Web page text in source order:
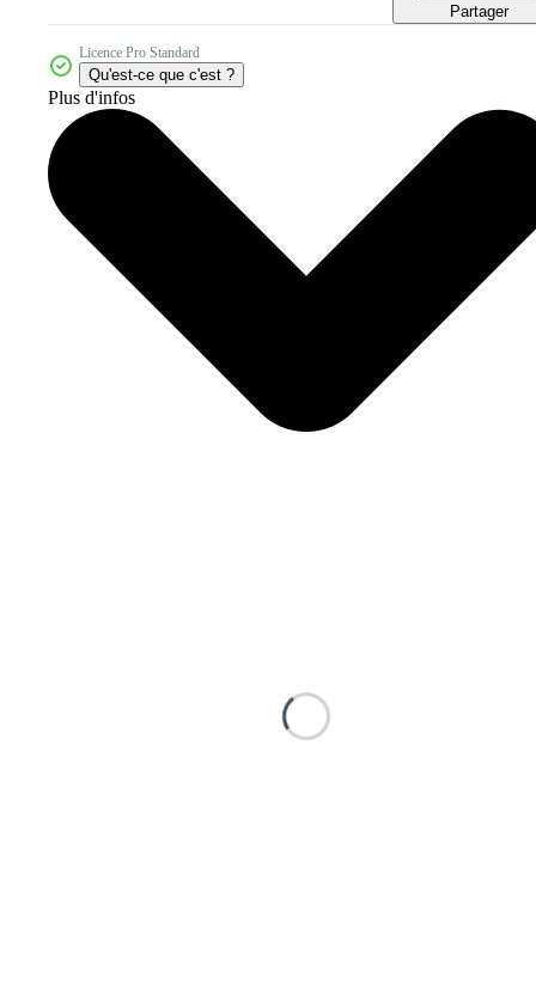
Partager
Licence Pro Standard
Qu'est-ce que c'est ?
Plus d'infos